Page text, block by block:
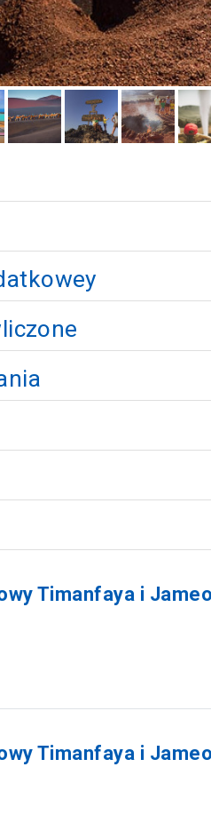
Timanfaya i
Timanfaya i